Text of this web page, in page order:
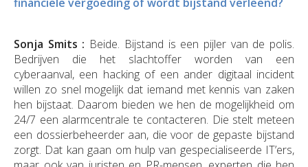
Sonja Smits : Beide. Bijstand is een pijler van de polis.
Bedrijven die het slachtoffer worden van een
cyberaanval, een hacking of een ander digitaal incident
willen zo snel mogelijk dat iemand met kennis van zaken
hen bijstaat. Daarom bieden we hen de mogelijkheid om
24/7 een alarmcentrale te contacteren. Die stelt meteen
een dossierbeheerder aan, die voor de gepaste bijstand
zorgt. Dat kan gaan om hulp van gespecialiseerde IT’ers,